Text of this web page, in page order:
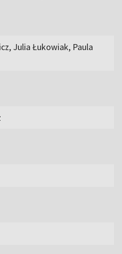
Julia Łukowiak, Paula